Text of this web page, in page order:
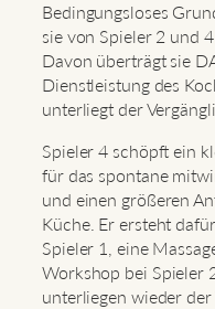
Bedingungsloses
sie von Spieler 2 und
Davon überträgt sie
Dienstleistung des
unterliegt der
Spieler 4 schöpft ein
für das spontane
und einen größeren
Küche. Er ersteht
Spieler 1, eine
Workshop bei Spieler
unterliegen wieder der